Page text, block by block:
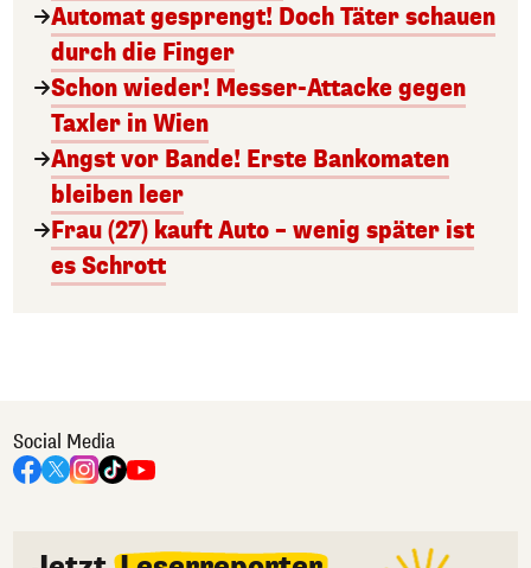
Automat gesprengt! Doch Täter schauen
durch die Finger
Schon wieder! Messer-Attacke gegen
Taxler in Wien
Angst vor Bande! Erste Bankomaten
bleiben leer
Frau (27) kauft Auto – wenig später ist
es Schrott
Social Media